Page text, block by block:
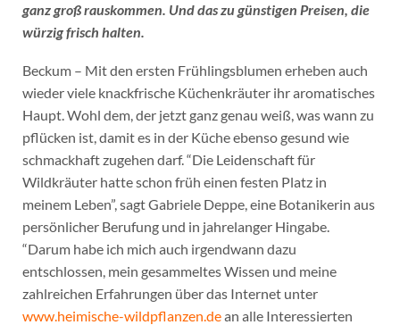
ganz groß rauskommen. Und das zu günstigen Preisen, die
würzig frisch halten.
Beckum – Mit den ersten Frühlingsblumen erheben auch
wieder viele knackfrische Küchenkräuter ihr aromatisches
Haupt. Wohl dem, der jetzt ganz genau weiß, was wann zu
pflücken ist, damit es in der Küche ebenso gesund wie
schmackhaft zugehen darf. “Die Leidenschaft für
Wildkräuter hatte schon früh einen festen Platz in
meinem Leben”, sagt Gabriele Deppe, eine Botanikerin aus
persönlicher Berufung und in jahrelanger Hingabe.
“Darum habe ich mich auch irgendwann dazu
entschlossen, mein gesammeltes Wissen und meine
zahlreichen Erfahrungen über das Internet unter
www.heimische-wildpflanzen.dean alle Interessierten